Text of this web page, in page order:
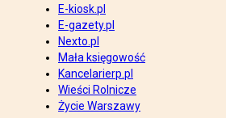
E-kiosk.pl
E-gazety.pl
Nexto.pl
Mała księgowość
Kancelarierp.pl
Wieści Rolnicze
Życie Warszawy